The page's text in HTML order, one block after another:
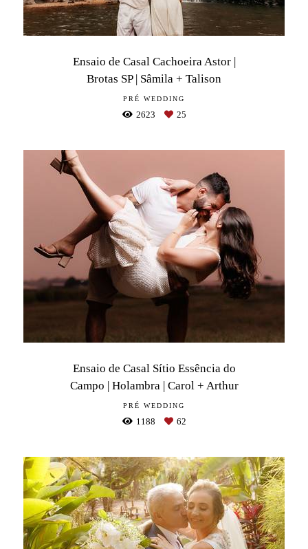
Ensaio de Casal Cachoeira Astor |
Brotas SP | Sâmila + Talison
PRÉ WEDDING
2623 25
Ensaio de Casal Sítio Essência do
Campo | Holambra | Carol + Arthur
PRÉ WEDDING
1188 62